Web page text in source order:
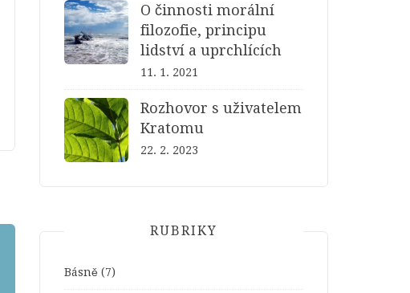
O činnosti morální
filozofie, principu
lidství a uprchlících
11. 1. 2021
Rozhovor s uživatelem
Kratomu
22. 2. 2023
RUBRIKY
Básně (7)